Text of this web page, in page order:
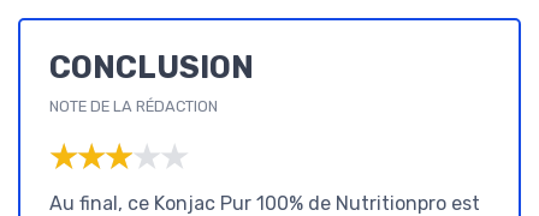
CONCLUSION
NOTE DE LA RÉDACTION
★★★★★
★★★★★
Au final, ce Konjac Pur 100% de Nutritionpro est